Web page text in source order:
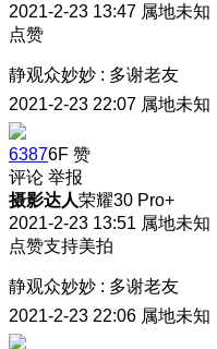
2021-2-23 13:47 属地未知
点赞
静观众妙妙 : 多谢老友
2021-2-23 22:07 属地未知
63876F 赞
评论 举报
摄影达人荣耀30 Pro+
2021-2-23 13:51 属地未知
点赞支持美拍
静观众妙妙 : 多谢老友
2021-2-23 22:06 属地未知